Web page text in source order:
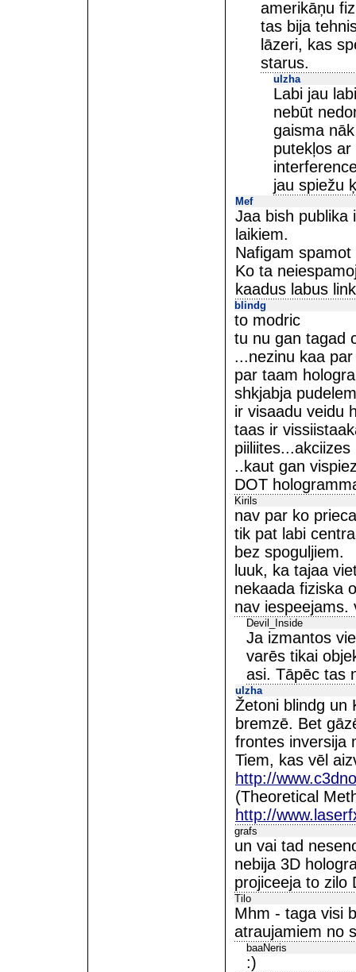
amerikāņu
tas bija
lāzeri, kas
starus.
ulzha
Labi jau
nebūt
gaisma
putekļos
jau spiežu
Mef
Jaa bish publika
laikiem.
Nafigam
Ko ta
kaadus labus
blindg
to modric
tu nu gan tagad
...nezinu kaa
par taam
shkjabja
ir visaadu veidu
taas ir
..kaut gan
DOT
Kirils
nav par ko
tik pat labi
bez spoguljiem.
luuk, ka tajaa
nekaada fiziska
nav iespeejams.
Devil_Inside
Ja izmantos
varēs tikai
asi. Tāpēc tas
ulzha
Žetoni blindg un
bremzē. Bet
frontes inversija
Tiem, kas vēl
http://
(Theoretical
http://
grafs
un vai tad
nebija 3D
projiceeja to zilo
Tilo
Mhm - taga visi
atraujamiem no
baaNeris
:)